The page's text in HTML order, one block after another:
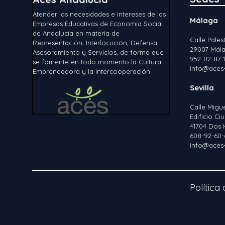
Atender las necesidades e intereses de las
Empresas Educativas de Economía Social
de Andalucía en materia de
Representación, Interlocución, Defensa,
Asesoramiento y Servicios, de forma que
se fomente en todo momento la Cultura
Emprendedora y la Intercooperación
Málaga
Calle
29007
952-02-87-
Sevilla
Calle
Edificio
41704 Dos
608-92-60-
Política